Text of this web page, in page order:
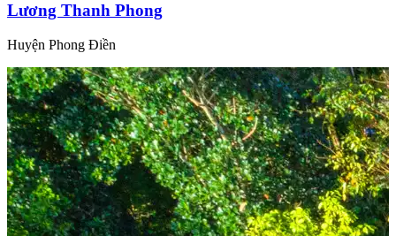
Lương Thanh Phong
Huyện Phong Điền